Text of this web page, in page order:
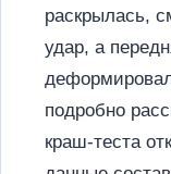
раскрылась,
удар, а
подробно
краш-теста